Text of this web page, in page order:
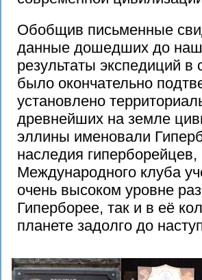
Обобщив письменные
данные дошедших до
результаты экспедиций
было окончательно
установлено
древнейших на земле
эллины именовали
наследия
Международного клуба
очень высоком уровне
Гиперборее, так и в её
планете задолго до